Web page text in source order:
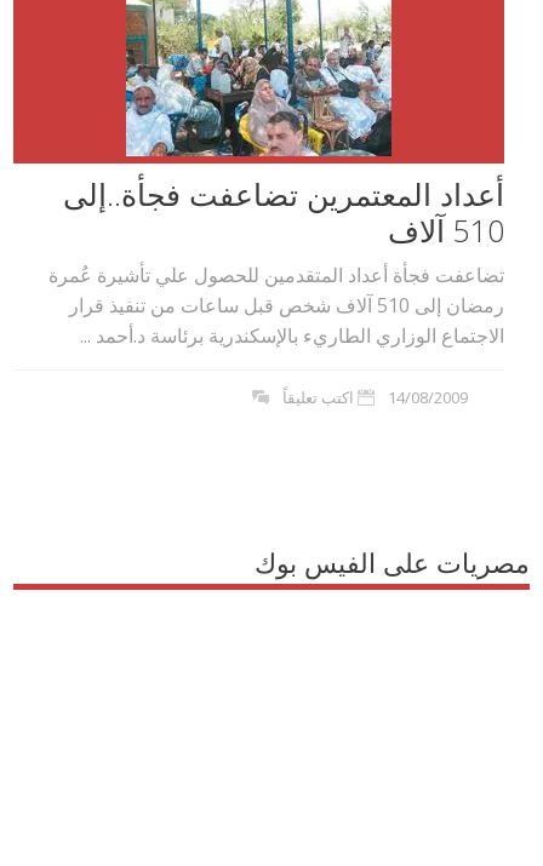
أعداد المعتمرين تضاعفت فجأة..إلى
510 آلاف
تضاعفت فجأة أعداد المتقدمين للحصول علي تأشيرة عُمرة
رمضان إلى 510 آلاف شخص قبل ساعات من تنفيذ قرار
الاجتماع الوزاري الطاريء بالإسكندرية برئاسة د.أحمد ...
14/08/2009 اكتب تعليقاً
مصريات على الفيس بوك